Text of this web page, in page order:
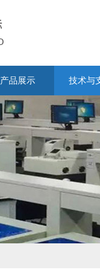
产品展示 技术与